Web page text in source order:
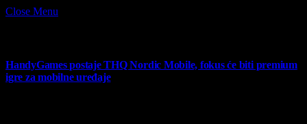
Close Menu
HandyGames postaje THQ Nordic Mobile, fokus će biti premium
igre za mobilne uređaje